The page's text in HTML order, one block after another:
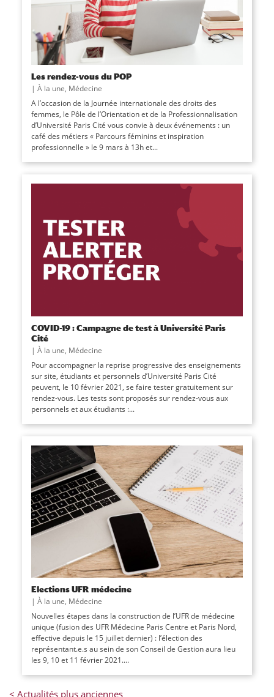
Les rendez-vous du POP
| À la une, Médecine
A l’occasion de la Journée internationale des droits des
femmes, le Pôle de l’Orientation et de la Professionnalisation
d’Université Paris Cité vous convie à deux événements : un
café des métiers « Parcours féminins et inspiration
professionnelle » le 9 mars à 13h et...
COVID-19 : Campagne de test à Université Paris
Cité
| À la une, Médecine
Pour accompagner la reprise progressive des enseignements
sur site, étudiants et personnels d’Université Paris Cité
peuvent, le 10 février 2021, se faire tester gratuitement sur
rendez-vous. Les tests sont proposés sur rendez-vous aux
personnels et aux étudiants :...
Elections UFR médecine
| À la une, Médecine
Nouvelles étapes dans la construction de l’UFR de médecine
unique (fusion des UFR Médecine Paris Centre et Paris Nord,
effective depuis le 15 juillet dernier) : l’élection des
représentant.e.s au sein de son Conseil de Gestion aura lieu
les 9, 10 et 11 février 2021....